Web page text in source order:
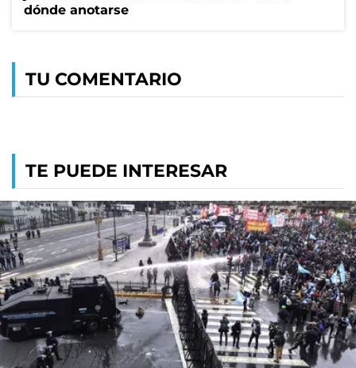
dónde anotarse
TU COMENTARIO
TE PUEDE INTERESAR